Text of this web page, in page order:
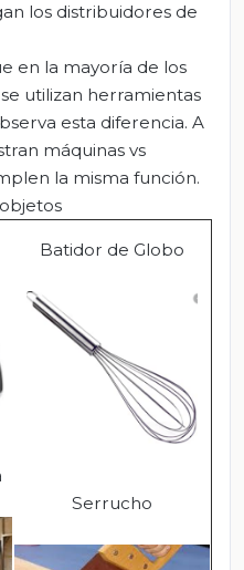
los distribuidores de
en la mayoría de los
utilizan herramientas
esta diferencia. A
máquinas vs
la misma función.
Batidor de Globo
Serrucho